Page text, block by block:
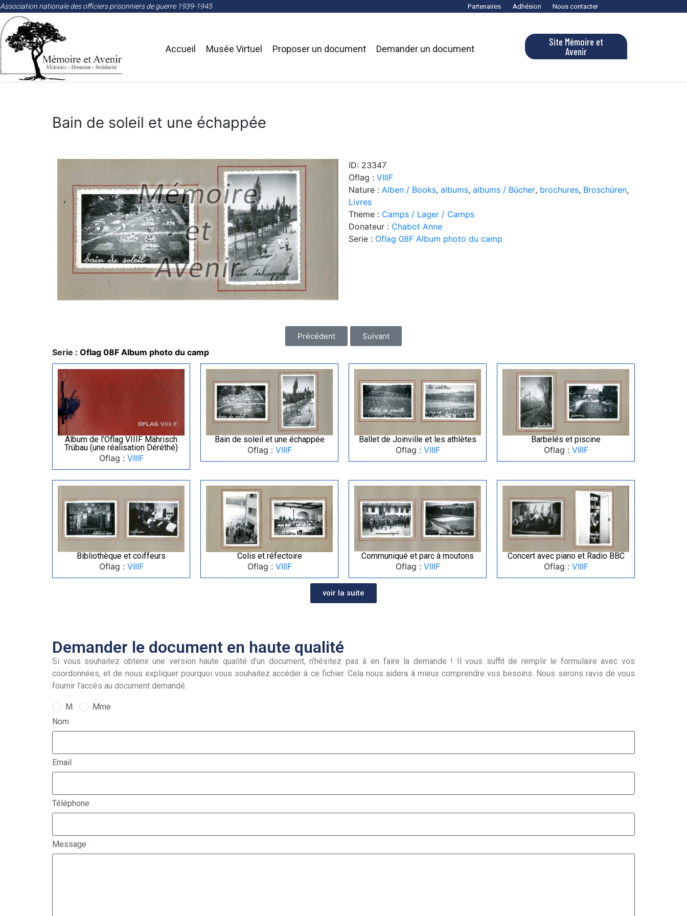
Association nationale des officiers prisonniers de guerre 1939-1945 Partenaires Adhésion Nous contacter
Accueil Musée Virtuel Proposer un document Demander un document
Site Mémoire et
Avenir
Bain de soleil et une échappée
ID: 23347
Oflag : VIIIF
Nature : Alben / Books, albums, albums / Bücher, brochures, Broschüren,
Livres
Theme : Camps / Lager / Camps
Donateur : Chabot Anne
Serie : Oflag 08F Album photo du camp
Précédent Suivant
Serie : Oflag 08F Album photo du camp
Album de l’Oflag VIIIF Mährisch
Trübau (une réalisation Déréthé)
Oflag : VIIIF
Bain de soleil et une échappée
Oflag : VIIIF
Ballet de Joinville et les athlètes
Oflag : VIIIF
Barbelés et piscine
Oflag : VIIIF
Bibliothèque et coiffeurs
Oflag : VIIIF
Colis et réfectoire
Oflag : VIIIF
Communiqué et parc à moutons
Oflag : VIIIF
Concert avec piano et Radio BBC
Oflag : VIIIF
voir la suite
Demander le document en haute qualité
Si vous souhaitez obtenir une version haute qualité d’un document, n’hésitez pas à en faire la demande ! Il vous suffit de remplir le formulaire avec vos
coordonnées, et de nous expliquer pourquoi vous souhaitez accéder à ce fichier. Cela nous aidera à mieux comprendre vos besoins. Nous serons ravis de vous
fournir l’accès au document demandé.
M.
Mme
Nom
Email
Téléphone
Message